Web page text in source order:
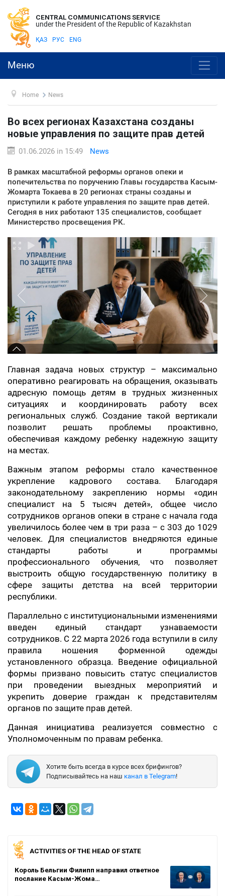
CENTRAL COMMUNICATIONS SERVICE
under the President of the Republic of Kazakhstan
ҚАЗ РУС ENG
Меню
Home News
Во всех регионах Казахстана созданы
новые управления по защите прав детей
01.06.2026 in 15:49 News
В рамках масштабной реформы органов опеки и
попечительства по поручению Главы государства Касым-
Жомарта Токаева в 20 регионах страны созданы и
приступили к работе управления по защите прав детей.
Сегодня в них работают 135 специалистов, сообщает
Министерство просвещения РК.
Главная задача новых структур – максимально
оперативно реагировать на обращения, оказывать
адресную помощь детям в трудных жизненных
ситуациях и координировать работу всех
региональных служб. Создание такой вертикали
позволит решать проблемы проактивно,
обеспечивая каждому ребенку надежную защиту
на местах.
Важным этапом реформы стало качественное
укрепление кадрового состава. Благодаря
законодательному закреплению нормы «один
специалист на 5 тысяч детей», общее число
сотрудников органов опеки в стране с начала года
увеличилось более чем в три раза – с 303 до 1029
человек. Для специалистов внедряются единые
стандарты работы и программы
профессионального обучения, что позволяет
выстроить общую государственную политику в
сфере защиты детства на всей территории
республики.
Параллельно с институциональными изменениями
введен единый стандарт узнаваемости
сотрудников. С 22 марта 2026 года вступили в силу
правила ношения форменной одежды
установленного образца. Введение официальной
формы призвано повысить статус специалистов
при проведении выездных мероприятий и
укрепить доверие граждан к представителям
органов по защите прав детей.
Данная инициатива реализуется совместно с
Уполномоченным по правам ребенка.
Хотите быть всегда в курсе всех брифингов?
Подписывайтесь на наш канал в Telegram!
ACTIVITIES OF THE HEAD OF STATE
Король Бельгии Филипп направил ответное
послание Касым-Жома…